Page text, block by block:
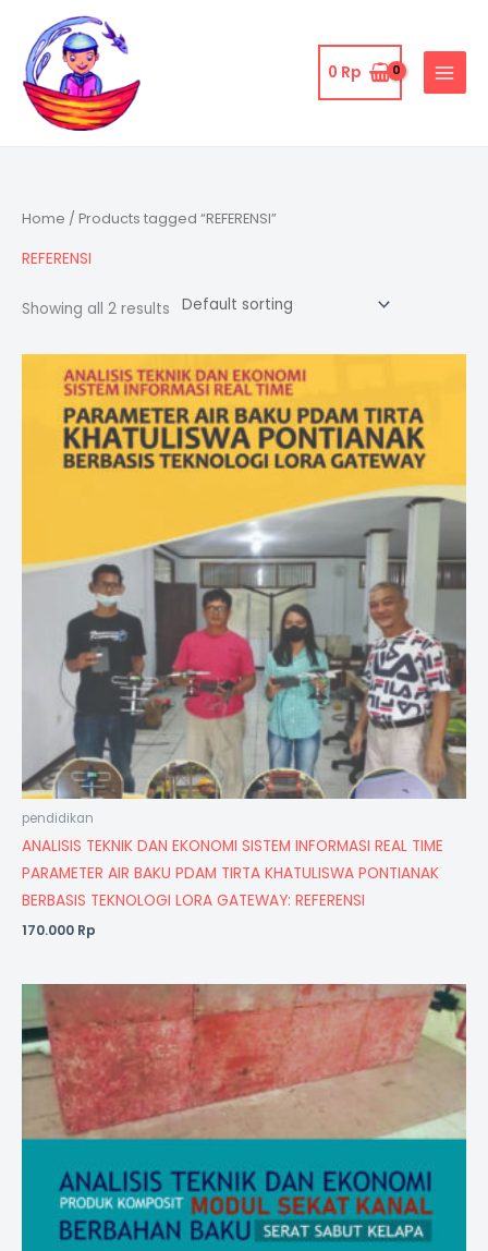
content
0 Rp
Home / Products tagged “REFERENSI”
REFERENSI
Showing all 2 results
pendidikan
ANALISIS TEKNIK DAN EKONOMI SISTEM INFORMASI REAL TIME
PARAMETER AIR BAKU PDAM TIRTA KHATULISWA PONTIANAK
BERBASIS TEKNOLOGI LORA GATEWAY: REFERENSI
170.000 Rp